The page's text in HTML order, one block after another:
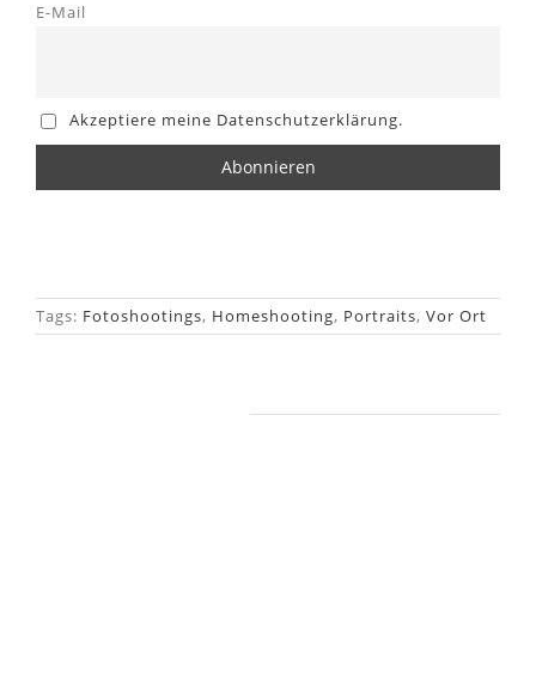
E-Mail
Akzeptiere meine Datenschutzerklärung.
Tags: Fotoshootings, Homeshooting, Portraits, Vor Ort